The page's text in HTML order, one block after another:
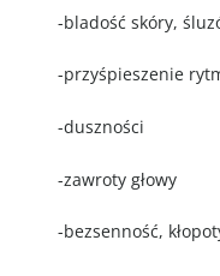
-bladość skóry,
-przyśpieszenie
-duszności
-zawroty głowy
-bezsenność,